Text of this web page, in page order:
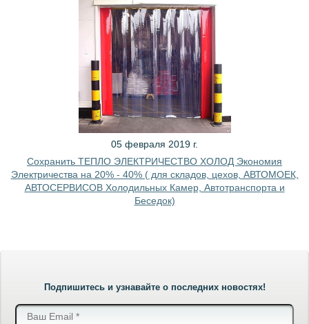
05 февраля 2019 г.
Сохранить ТЕПЛО ЭЛЕКТРИЧЕСТВО ХОЛОД Экономия
Электричества на 20% - 40% ( для складов, цехов, АВТОМОЕК,
АВТОСЕРВИСОВ Холодильных Камер, Автотранспорта и
Беседок)
Подпишитесь и узнавайте о последних новостях!